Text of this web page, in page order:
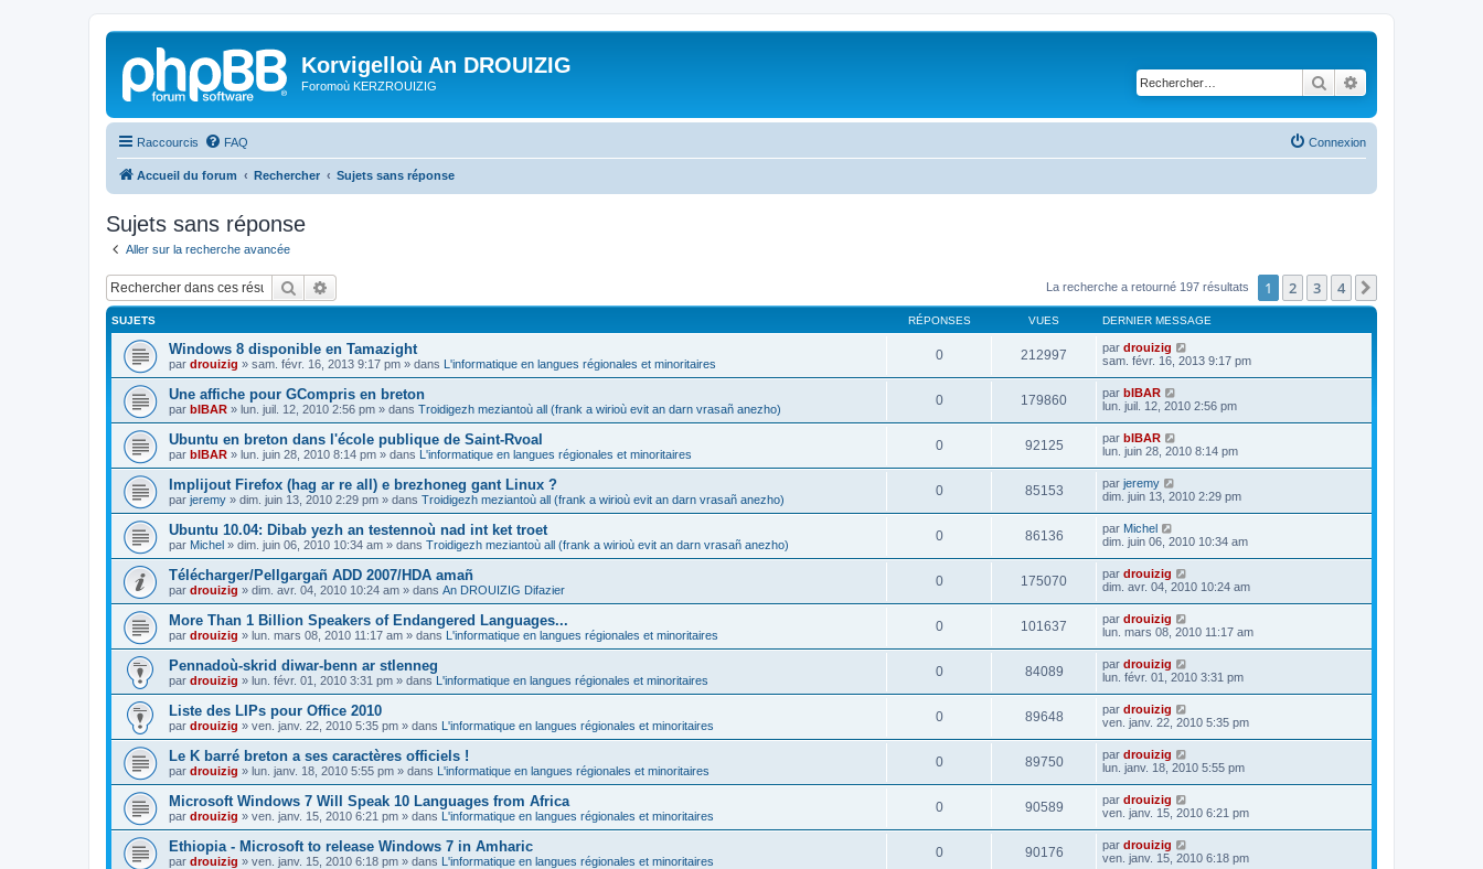
Korvigelloù An DROUIZIG
Foromoù KERZROUIZIG Rechercher
Raccourcis FAQ Connexion
Accueil du forum Rechercher Sujets sans réponse
Sujets sans réponse
Aller sur la recherche avancée
Rechercher La recherche a retourné 197 résultats 1 2 3 4
SUJETS RÉPONSES VUES DERNIER MESSAGE
Windows 8 disponible en Tamazight
par drouizig » sam. févr. 16, 2013 9:17 pm » dans L'informatique en langues régionales et minoritaires
0 212997 par drouizig
sam. févr. 16, 2013 9:17 pm
Une affiche pour GCompris en breton
par bIBAR » lun. juil. 12, 2010 2:56 pm » dans Troidigezh meziantoù all (frank a wirioù evit an darn vrasañ anezho)
0 179860 par bIBAR
lun. juil. 12, 2010 2:56 pm
Ubuntu en breton dans l'école publique de Saint-Rvoal
par bIBAR » lun. juin 28, 2010 8:14 pm » dans L'informatique en langues régionales et minoritaires
0 92125 par bIBAR
lun. juin 28, 2010 8:14 pm
Implijout Firefox (hag ar re all) e brezhoneg gant Linux ?
par jeremy » dim. juin 13, 2010 2:29 pm » dans Troidigezh meziantoù all (frank a wirioù evit an darn vrasañ anezho)
0 85153 par jeremy
dim. juin 13, 2010 2:29 pm
Ubuntu 10.04: Dibab yezh an testennoù nad int ket troet
par Michel » dim. juin 06, 2010 10:34 am » dans Troidigezh meziantoù all (frank a wirioù evit an darn vrasañ anezho)
0 86136 par Michel
dim. juin 06, 2010 10:34 am
Télécharger/Pellgargañ ADD 2007/HDA amañ
par drouizig » dim. avr. 04, 2010 10:24 am » dans An DROUIZIG Difazier
0 175070 par drouizig
dim. avr. 04, 2010 10:24 am
More Than 1 Billion Speakers of Endangered Languages...
par drouizig » lun. mars 08, 2010 11:17 am » dans L'informatique en langues régionales et minoritaires
0 101637 par drouizig
lun. mars 08, 2010 11:17 am
Pennadoù-skrid diwar-benn ar stlenneg
par drouizig » lun. févr. 01, 2010 3:31 pm » dans L'informatique en langues régionales et minoritaires
0 84089 par drouizig
lun. févr. 01, 2010 3:31 pm
Liste des LIPs pour Office 2010
par drouizig » ven. janv. 22, 2010 5:35 pm » dans L'informatique en langues régionales et minoritaires
0 89648 par drouizig
ven. janv. 22, 2010 5:35 pm
Le K barré breton a ses caractères officiels !
par drouizig » lun. janv. 18, 2010 5:55 pm » dans L'informatique en langues régionales et minoritaires
0 89750 par drouizig
lun. janv. 18, 2010 5:55 pm
Microsoft Windows 7 Will Speak 10 Languages from Africa
par drouizig » ven. janv. 15, 2010 6:21 pm » dans L'informatique en langues régionales et minoritaires
0 90589 par drouizig
ven. janv. 15, 2010 6:21 pm
Ethiopia - Microsoft to release Windows 7 in Amharic
par drouizig » ven. janv. 15, 2010 6:18 pm » dans L'informatique en langues régionales et minoritaires
0 90176 par drouizig
ven. janv. 15, 2010 6:18 pm